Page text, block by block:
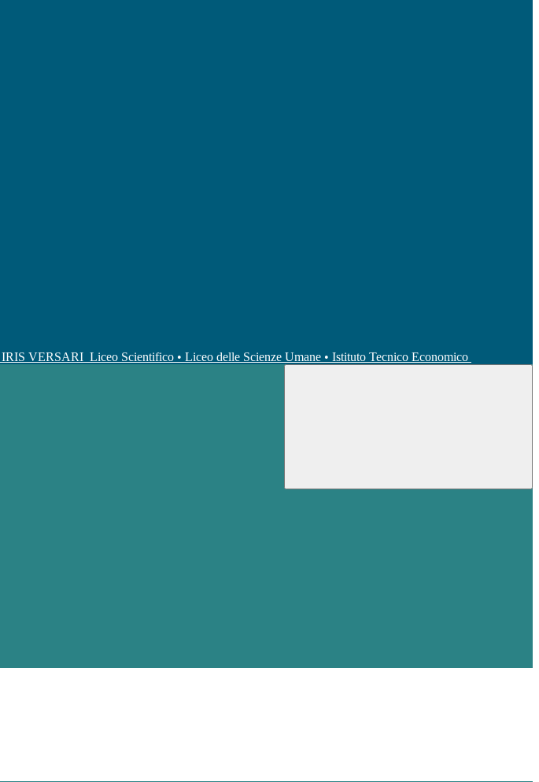
IRIS VERSARI Liceo Scientifico • Liceo delle Scienze Umane • Istituto Tecnico Economico